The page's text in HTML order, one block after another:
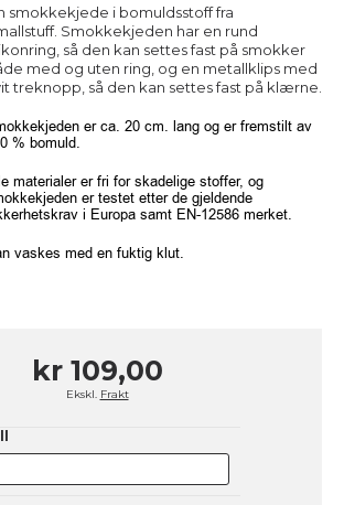
smokkekjede i bomuldsstoff fra
Smokkekjeden har en rund
så den kan settes fast på smokker
med og uten ring, og en metallklips med
treknopp, så den kan settes fast på klærne.
er ca. 20 cm. lang og er fremstilt av
% bomuld.
materialer er fri for skadelige stoffer, og
er testet etter de gjeldende
i Europa samt EN-12586 merket.
vaskes med en fuktig klut.
kr 109,00
Ekskl. Frakt